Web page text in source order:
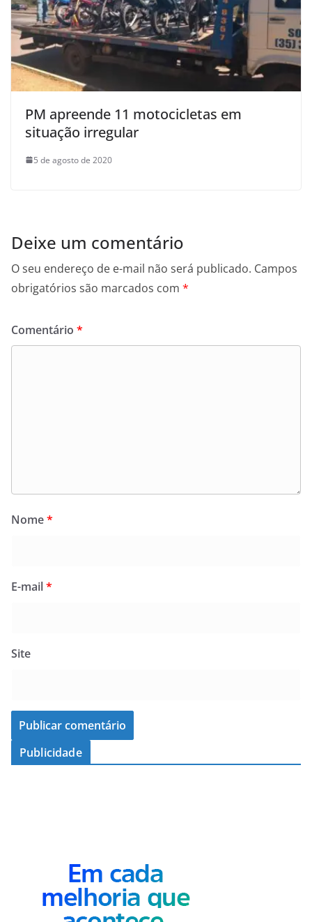
PM apreende 11 motocicletas em
situação irregular
5 de agosto de 2020
Deixe um comentário
O seu endereço de e-mail não será publicado. Campos
obrigatórios são marcados com *
Comentário *
Nome*
E-mail*
Site
Publicidade